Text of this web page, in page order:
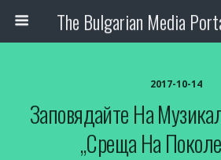
2017-10-14
Заповядайте На
„Среща На